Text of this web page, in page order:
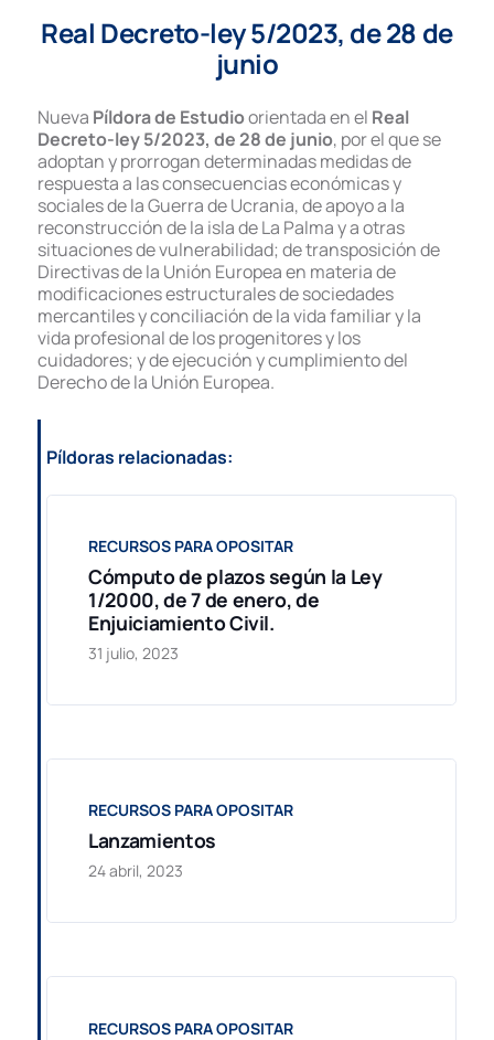
Real Decreto-ley 5/2023, de 28 de
junio
Nueva Píldora de Estudioorientada en el Real
Decreto-ley 5/2023, de 28 de junio, por el que se
adoptan y prorrogan determinadas medidas de
respuesta a las consecuencias económicas y
sociales de la Guerra de Ucrania, de apoyo a la
reconstrucción de la isla de La Palma y a otras
situaciones de vulnerabilidad; de transposición de
Directivas de la Unión Europea en materia de
modificaciones estructurales de sociedades
mercantiles y conciliación de la vida familiar y la
vida profesional de los progenitores y los
cuidadores; y de ejecución y cumplimiento del
Derecho de la Unión Europea.
Píldoras relacionadas:
RECURSOS PARA OPOSITAR
Cómputo de plazos según la Ley
1/2000, de 7 de enero, de
Enjuiciamiento Civil.
31 julio, 2023
RECURSOS PARA OPOSITAR
Lanzamientos
24 abril, 2023
RECURSOS PARA OPOSITAR